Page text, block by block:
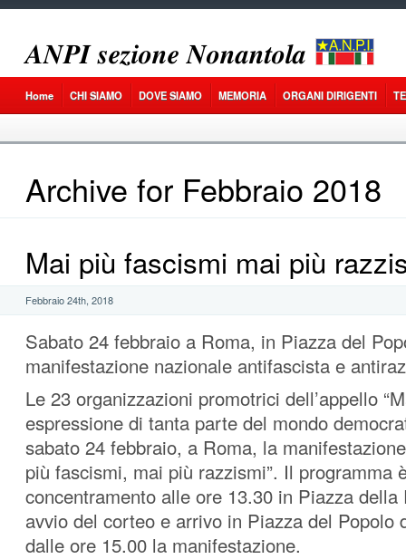
𝑨𝑵𝑷𝑰 𝒔𝒆𝒛𝒊𝒐𝒏𝒆 𝑵𝒐𝒏𝒂𝒏𝒕𝒐𝒍𝒂
Home CHI SIAMO DOVE SIAMO MEMORIA ORGANI DIRIGENTI
Archive for Febbraio 2018
Mai più fascismi mai più
Febbraio 24th, 2018
Sabato 24 febbraio a Roma, in Piazza del
manifestazione nazionale antifascista e
Le 23 organizzazioni promotrici dell’appello
espressione di tanta parte del mondo
sabato 24 febbraio, a Roma, la
più fascismi, mai più razzismi”. Il programma
concentramento alle ore 13.30 in Piazza della
avvio del corteo e arrivo in Piazza del Popolo
dalle ore 15.00 la manifestazione.